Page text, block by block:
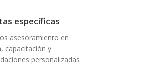
específicas
asesoramiento en
capacitación y
personalizadas.